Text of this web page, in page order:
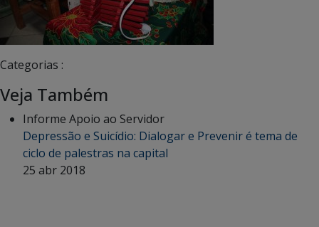
Categorias :
Veja Também
Informe Apoio ao Servidor
Depressão e Suicídio: Dialogar e Prevenir é tema de
ciclo de palestras na capital
25 abr 2018